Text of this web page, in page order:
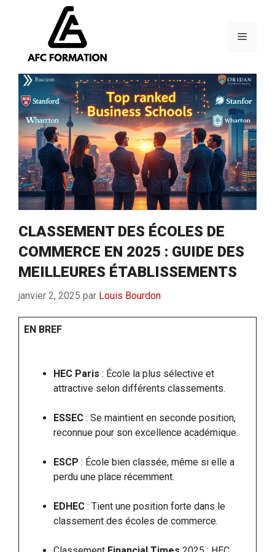
Menu
CLASSEMENT DES ÉCOLES DE
COMMERCE EN 2025 : GUIDE DES
MEILLEURES ÉTABLISSEMENTS
janvier 2, 2025 par Louis Bourdon
EN BREF
HEC Paris : École la plus sélective et
attractive selon différents classements.
ESSEC : Se maintient en seconde position,
reconnue pour son excellence académique.
ESCP : École bien classée, même si elle a
perdu une place récemment.
EDHEC : Tient une position forte dans le
classement des écoles de commerce.